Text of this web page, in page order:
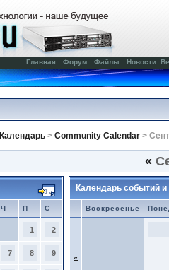
Главная Форум Файлы Новости
Календарь > Community Calendar >
«
Ч П С
1 2
7 8 9
Календарь событий
Воскресенье
»